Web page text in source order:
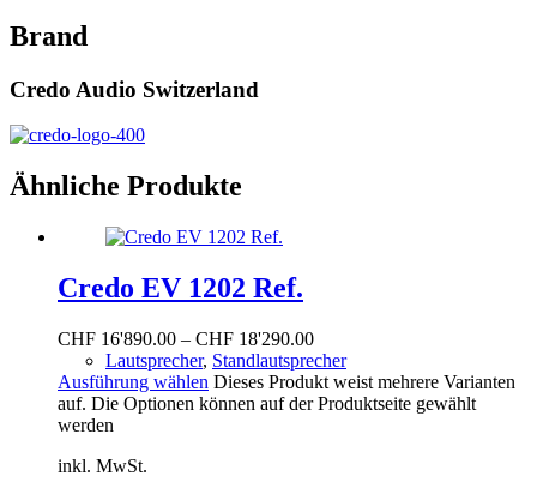
Brand
Credo Audio Switzerland
Ähnliche Produkte
Credo EV 1202 Ref.
CHF 16'890.00 – CHF 18'290.00
Lautsprecher, Standlautsprecher
Ausführung wählen Dieses Produkt weist mehrere Varianten
auf. Die Optionen können auf der Produktseite gewählt
werden
inkl. MwSt.